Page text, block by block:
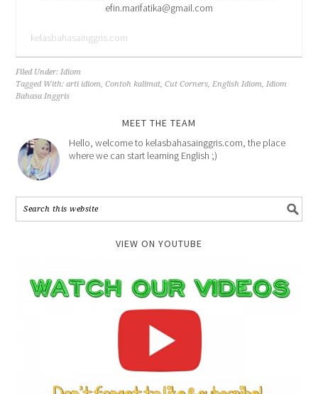
efin.marifatika@gmail.com
kelasbahasainggris.com
Filed Under:Idiom
Tagged With:arti idiom,Contoh kalimat,Cut Corners,English Idiom,Idiom
Bahasa Inggris
MEET THE TEAM
Hello, welcome to kelasbahasainggris.com, the place
where we can start learning English ;)
VIEW ON YOUTUBE